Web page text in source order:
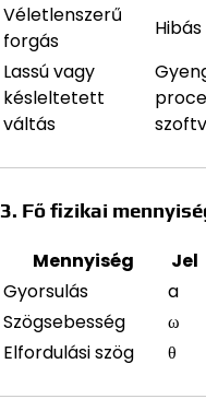
Véletlenszerű
forgás
Lassú vagy
késleltetett
váltás
3. Fő fizikai
Mennyiség Jel
Gyorsulás
a
Szögsebesség
ω
Elfordulási szög
θ